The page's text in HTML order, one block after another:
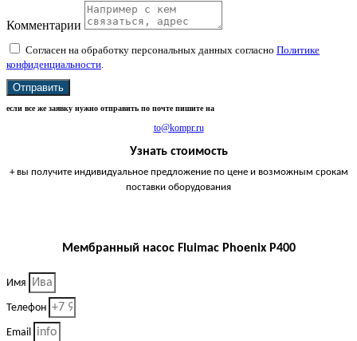
Комментарии
Согласен на обработку персональных данных согласно Политике
конфиденциальности.
Отправить
если все же заявку нужно отправить по почте пишите на
to@kompr.ru
Узнать стоимость
+ вы получите индивидуальное предложение по цене и возможным срокам
поставки оборудования
Мембранный насос Fluimac Phoenix P400
Имя
Телефон
Email